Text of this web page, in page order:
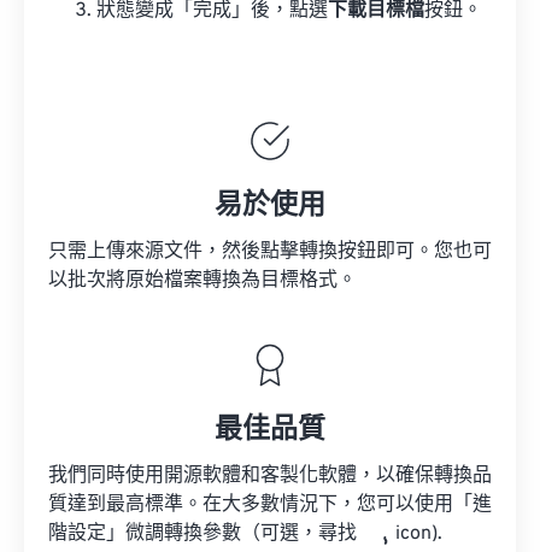
狀態變成「完成」後，點選 下載目標檔按鈕。
易於使用
只需上傳來源文件，然後點擊轉換按鈕即可。您也可
以批次將原始檔案轉換為目標格式。
最佳品質
我們同時使用開源軟體和客製化軟體，以確保轉換品
質達到最高標準。在大多數情況下，您可以使用「進
階設定」微調轉換參數（可選，尋找
icon).